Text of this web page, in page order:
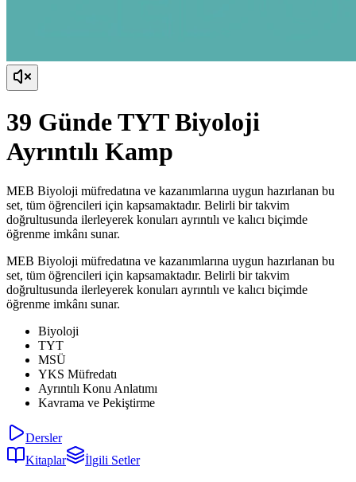
39 Günde TYT Biyoloji
Ayrıntılı Kamp
MEB Biyoloji müfredatına ve kazanımlarına uygun hazırlanan bu
set, tüm öğrencileri için kapsamaktadır. Belirli bir takvim
doğrultusunda ilerleyerek konuları ayrıntılı ve kalıcı biçimde
öğrenme imkânı sunar.
MEB Biyoloji müfredatına ve kazanımlarına uygun hazırlanan bu
set, tüm öğrencileri için kapsamaktadır. Belirli bir takvim
doğrultusunda ilerleyerek konuları ayrıntılı ve kalıcı biçimde
öğrenme imkânı sunar.
Biyoloji
TYT
MSÜ
YKS Müfredatı
Ayrıntılı Konu Anlatımı
Kavrama ve Pekiştirme
Dersler
Kitaplar
İlgili Setler